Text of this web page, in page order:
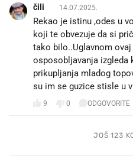
čili 🌶️ 14.07.2025.
Rekao je istinu ,odes u
koji te obvezuje da si
tako bilo..Uglavnom
osposobljavanja izgleda
prikupljanja mladog
su im se guzice stisle u
9 0 ODGOVORITE
JOŠ 123